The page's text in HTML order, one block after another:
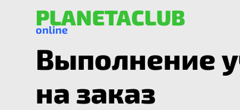
PLANETACLUB
online
Выполнение
на заказ